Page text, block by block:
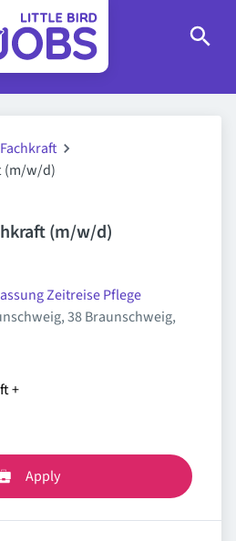
(m/w/d)
(m/w/d)
Zeitreise Pflege
38 Braunschweig,
+
Apply